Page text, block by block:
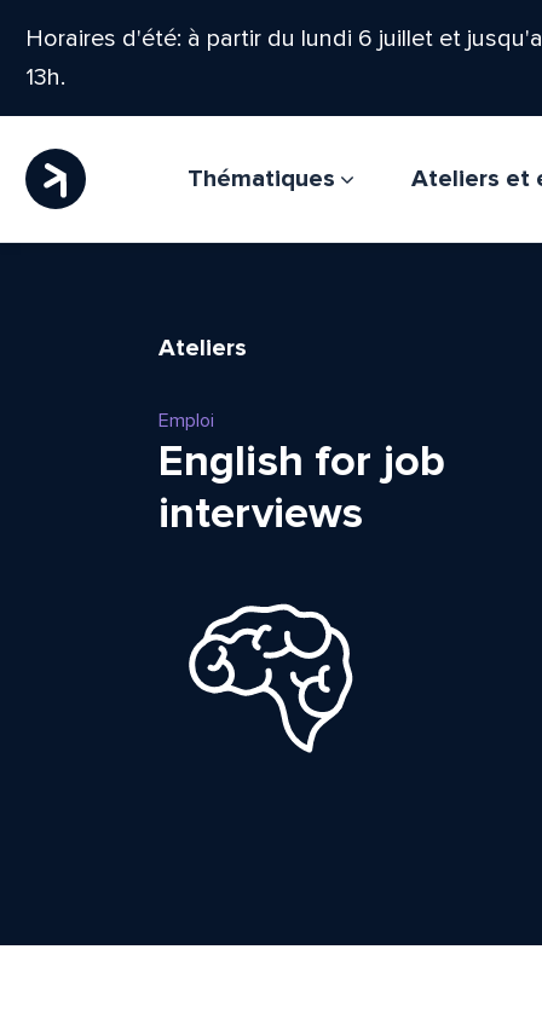
Horaires d'été: à partir du lundi 6 juillet et
13h.
Thématiques Ateliers et
Ateliers
Emploi
English for job
interviews